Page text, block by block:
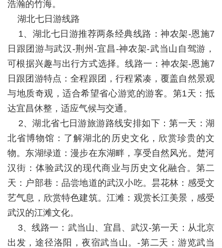
浩瀚的竹海。
湖北七日游线路
1、湖北七日游推荐两条经典线路：神农架-恩施7
日跟团游与武汉-荆州-宜昌-神农架-武当山自驾游，
可根据兴趣与出行方式选择。线路一：神农架-恩施7
日跟团游特点：全程跟团，行程紧凑，覆盖自然景观
与地质奇观，适合希望省心游览的游客。第1天：抵
达宜昌休整，适应气候与交通。
2、湖北省七日游旅游路线安排如下：第一天：湖
北省博物馆：了解湖北的历史文化，欣赏珍贵的文
物。东湖绿道：漫步在东湖畔，享受自然风光。楚河
汉街：体验武汉的现代商业与历史文化融合。第二
天：户部巷：品尝地道的武汉小吃。昙花林：感受文
艺气息，欣赏特色建筑。江滩：观赏长江美景，感受
武汉的江滩文化。
3、线路一：武当山、宜昌、武汉-第一天：从北京
出发，途径洛阳，夜宿武当山。-第二天：游览武当